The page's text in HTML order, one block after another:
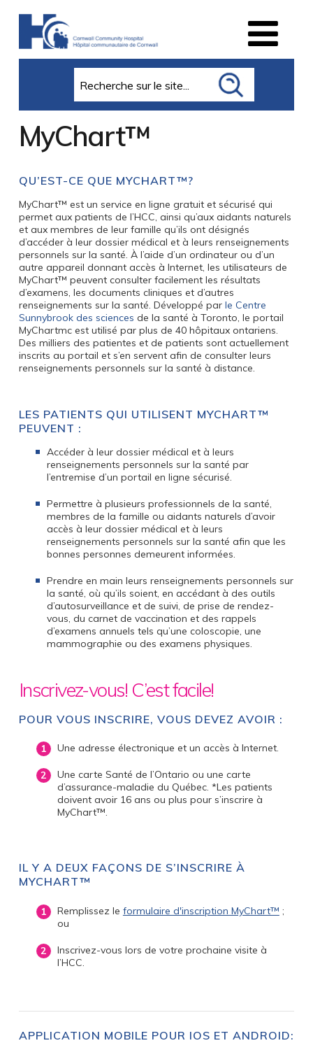
MyChart™
QU’EST-CE QUE MYCHART™?
MyChart™ est un service en ligne gratuit et sécurisé qui
permet aux patients de l’HCC, ainsi qu’aux aidants naturels
et aux membres de leur famille qu’ils ont désignés
d’accéder à leur dossier médical et à leurs renseignements
personnels sur la santé. À l’aide d’un ordinateur ou d’un
autre appareil donnant accès à Internet, les utilisateurs de
MyChart™ peuvent consulter facilement les résultats
d’examens, les documents cliniques et d’autres
renseignements sur la santé. Développé par le Centre
Sunnybrook des sciences de la santé à Toronto, le portail
MyChartmc est utilisé par plus de 40 hôpitaux ontariens.
Des milliers des patientes et de patients sont actuellement
inscrits au portail et s’en servent afin de consulter leurs
renseignements personnels sur la santé à distance.
LES PATIENTS QUI UTILISENT MYCHART™
PEUVENT :
Accéder à leur dossier médical et à leurs
renseignements personnels sur la santé par
l’entremise d’un portail en ligne sécurisé.
Permettre à plusieurs professionnels de la santé,
membres de la famille ou aidants naturels d’avoir
accès à leur dossier médical et à leurs
renseignements personnels sur la santé afin que les
bonnes personnes demeurent informées.
Prendre en main leurs renseignements personnels sur
la santé, où qu’ils soient, en accédant à des outils
d’autosurveillance et de suivi, de prise de rendez-
vous, du carnet de vaccination et des rappels
d’examens annuels tels qu’une coloscopie, une
mammographie ou des examens physiques.
Inscrivez-vous! C’est facile!
POUR VOUS INSCRIRE, VOUS DEVEZ AVOIR :
Une adresse électronique et un accès à Internet.
Une carte Santé de l’Ontario ou une carte
d’assurance-maladie du Québec. *Les patients
doivent avoir 16 ans ou plus pour s’inscrire à
MyChart™.
IL Y A DEUX FAÇONS DE S’INSCRIRE À
MYCHART™
Remplissez le formulaire d'inscription MyChart™ ;
ou
Inscrivez-vous lors de votre prochaine visite à
l’HCC.
APPLICATION MOBILE POUR IOS ET ANDROID: